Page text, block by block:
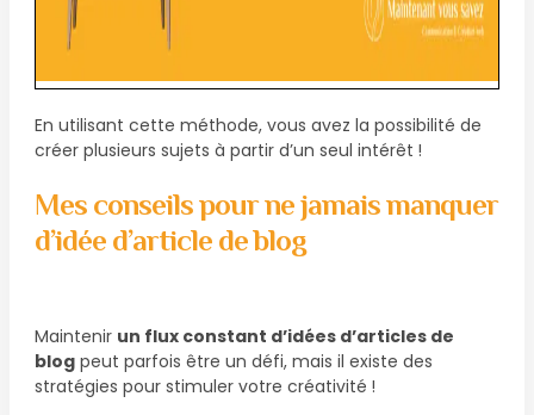
En utilisant cette méthode, vous avez la possibilité de
créer plusieurs sujets à partir d’un seul intérêt !
Mes conseils pour ne jamais manquer
d’idée d’article de blog
Maintenir un flux constant d’idées d’articles de
blog peut parfois être un défi, mais il existe des
stratégies pour stimuler votre créativité !